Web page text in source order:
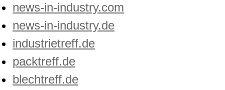
news-in-industry.com
news-in-industry.de
industrietreff.de
packtreff.de
blechtreff.de